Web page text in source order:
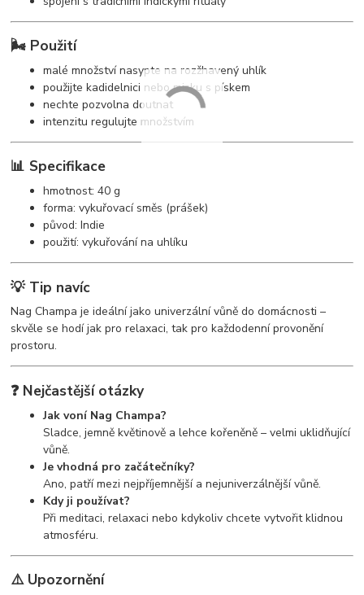
🌬️ Použití
malé množství nasypte na rozžhavený uhlík
použijte kadidelnici nebo misku s pískem
nechte pozvolna doutnat
intenzitu regulujte množstvím
📊 Specifikace
hmotnost: 40 g
forma: vykuřovací směs (prášek)
původ: Indie
použití: vykuřování na uhlíku
💡 Tip navíc
Nag Champa je ideální jako univerzální vůně do domácnosti –
skvěle se hodí jak pro relaxaci, tak pro každodenní provonění
prostoru.
❓ Nejčastější otázky
Jak voní Nag Champa?
Sladce, jemně květinově a lehce kořeněně – velmi uklidňující
vůně.
Je vhodná pro začátečníky?
Ano, patří mezi nejpříjemnější a nejuniverzálnější vůně.
Kdy ji používat?
Při meditaci, relaxaci nebo kdykoliv chcete vytvořit klidnou
atmosféru.
⚠️ Upozornění